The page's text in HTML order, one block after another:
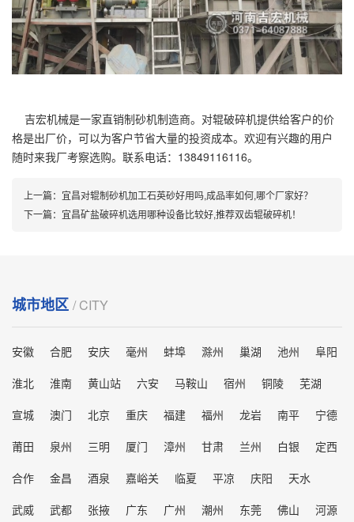
吉宏机械是一家直销制砂机制造商。对辊破碎机提供给客户的价
格是出厂价，可以为客户节省大量的投资成本。欢迎有兴趣的用户
随时来我厂考察选购。联系电话：13849116116。
上一篇： 宜昌对辊制砂机加工石英砂好用吗,成品率如何,哪个厂家好？
下一篇： 宜昌矿盐破碎机选用哪种设备比较好,推荐双齿辊破碎机！
城市地区 / CITY
安徽 合肥 安庆 毫州 蚌埠 滁州 巢湖 池州
阜阳
淮北
淮南 黄山站 六安 马鞍山 宿州 铜陵
芜湖
宣城
澳门 北京 重庆 福建 福州 龙岩 南平
宁德
莆田
泉州 三明 厦门 漳州 甘肃 兰州 白银
定西
合作
金昌 酒泉 嘉峪关 临夏 平凉 庆阳
天水
武威
武都 张掖 广东 广州 潮州 东莞 佛山
河源